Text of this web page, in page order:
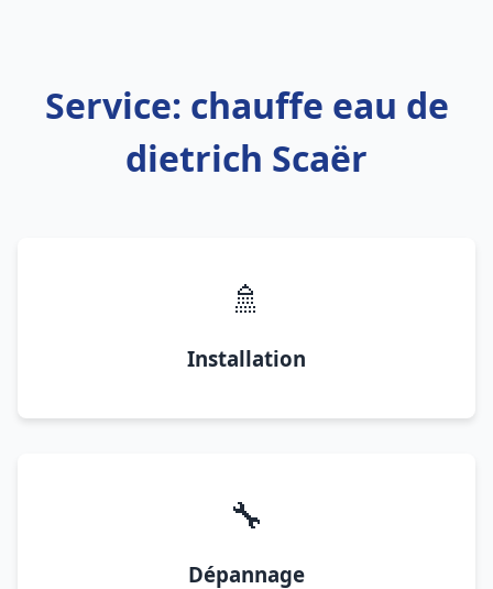
Service: chauffe eau de
dietrich Scaër
🚿
Installation
🔧
Dépannage